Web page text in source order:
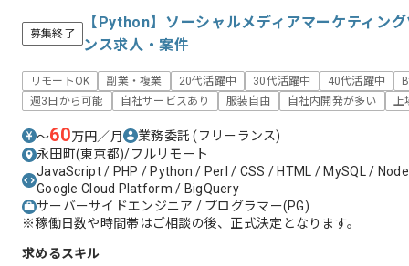
募集終了
【Python】ソーシャルメディアマーケティン
ンス求人・案件
リモートOK 副業・複業 20代活躍中 30代活躍中 40代活躍中
週3日から可能
自社サービスあり 服装自由 自社内開発が多い 上
〜60万円／月 業務委託(フリーランス)
永田町(東京都)/フルリモート
JavaScript / PHP / Python / Perl / CSS / HTML / MySQL /
Google Cloud Platform / BigQuery
サーバーサイドエンジニア / プログラマー(PG)
※稼働日数や時間帯はご相談の後、正式決定となります。
求めるスキル